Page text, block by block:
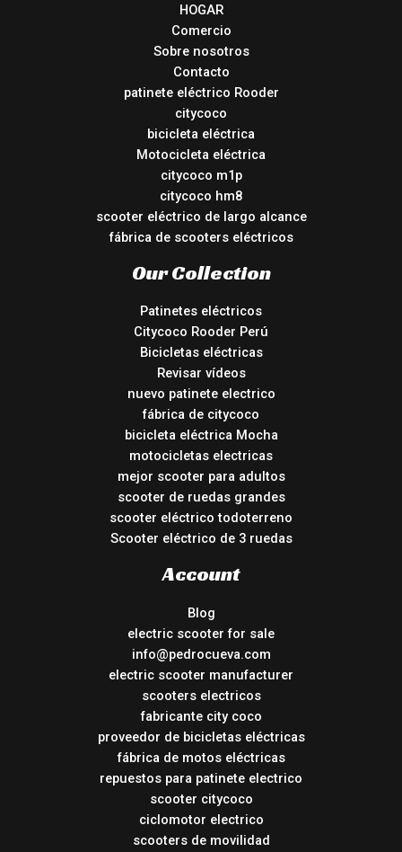
HOGAR
Comercio
Sobre nosotros
Contacto
patinete eléctrico Rooder
citycoco
bicicleta eléctrica
Motocicleta eléctrica
citycoco m1p
citycoco hm8
scooter eléctrico de largo alcance
fábrica de scooters eléctricos
Our Collection
Patinetes eléctricos
Citycoco Rooder Perú
Bicicletas eléctricas
Revisar vídeos
nuevo patinete electrico
fábrica de citycoco
bicicleta eléctrica Mocha
motocicletas electricas
mejor scooter para adultos
scooter de ruedas grandes
scooter eléctrico todoterreno
Scooter eléctrico de 3 ruedas
Account
Blog
electric scooter for sale
info@pedrocueva.com
electric scooter manufacturer
scooters electricos
fabricante city coco
proveedor de bicicletas eléctricas
fábrica de motos eléctricas
repuestos para patinete electrico
scooter citycoco
ciclomotor electrico
scooters de movilidad